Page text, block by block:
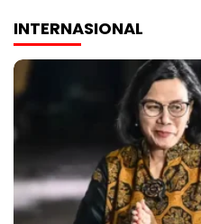
INTERNASIONAL